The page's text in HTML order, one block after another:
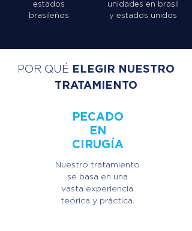
estados
brasileños
unidades en brasil
y estados unidos
POR QUÉ ELEGIR NUESTRO
TRATAMIENTO
PECADO
EN
CIRUGÍA
Nuestro tratamiento
se basa en una
vasta experiencia
teórica y práctica.